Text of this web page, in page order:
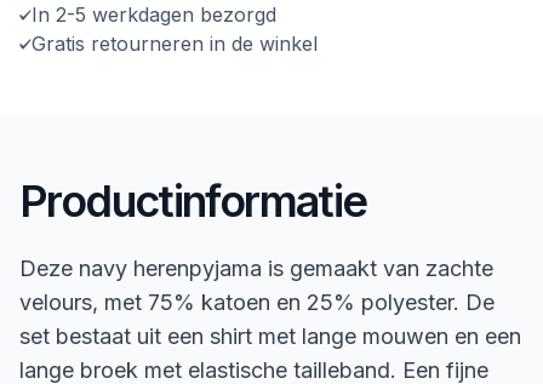
In 2-5 werkdagen bezorgd
Gratis retourneren in de winkel
Productinformatie
Deze navy herenpyjama is gemaakt van zachte
velours, met 75% katoen en 25% polyester. De
set bestaat uit een shirt met lange mouwen en een
lange broek met elastische tailleband. Een fijne